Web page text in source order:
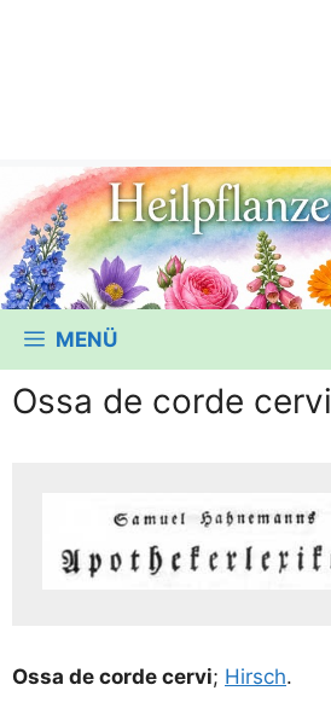
MENÜ
Ossa de corde cervi
Ossa de cor­de cer­vi; Hirsch.